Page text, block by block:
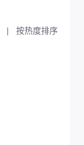
| 按热度排序